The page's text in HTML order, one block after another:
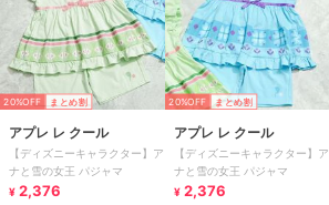
20%OFF まとめ割
アプレ レ クール
【ディズニーキャラクター】ア
ナと雪の女王 パジャマ
¥ 2,376
20%OFF まとめ割
アプレ レ クール
【ディズニーキャラクター】ア
ナと雪の女王 パジャマ
¥ 2,376